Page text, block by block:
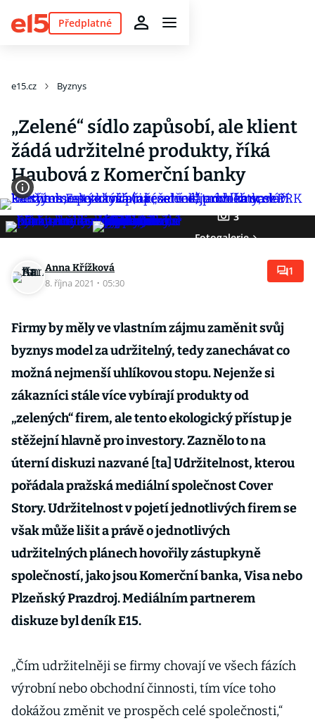
Předplatné
e15.cz Byznys
„Zelené“ sídlo zapůsobí, ale klient
žádá udržitelné produkty, říká
Haubová z Komerční banky
3
Fotogalerie
Anna Křížková
8. října 2021 · 05:30
1
Firmy by měly ve vlastním zájmu zaměnit svůj
byznys model za udržitelný, tedy zanechávat co
možná nejmenší uhlíkovou stopu. Nejenže si
zákazníci stále více vybírají produkty od
„zelených“ firem, ale tento ekologický přístup je
stěžejní hlavně pro investory. Zaznělo to na
úterní diskuzi nazvané [ta] Udržitelnost, kterou
pořádala pražská mediální společnost Cover
Story. Udržitelnost v pojetí jednotlivých firem se
však může lišit a právě o jednotlivých
udržitelných plánech hovořily zástupkyně
společností, jako jsou Komerční banka, Visa nebo
Plzeňský Prazdroj. Mediálním partnerem
diskuze byl deník E15.
„Čím udržitelněji se firmy chovají ve všech fázích
výrobní nebo obchodní činnosti, tím více toho
dokážou změnit ve prospěch celé společnosti,“